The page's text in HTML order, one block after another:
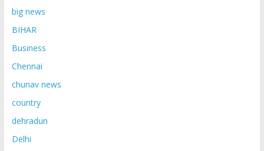
big news
BIHAR
Business
Chennai
chunav news
country
dehradun
Delhi